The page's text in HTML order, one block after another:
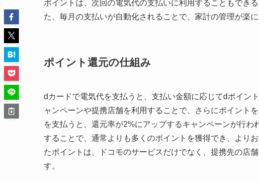
ポイントは、次回の電気代の支払いに利用することもでき
た、毎月の支払いが自動化されることで、家計の管理が楽
ポイント還元の仕組み
dカードで電気代を支払うと、支払い金額に応じてdポイン
ャンペーンや提携店舗を利用することで、さらにポイント
を支払うと、還元率が2%にアップするキャンペーンが行
することで、通常よりも多くのポイントを獲得でき、より
たポイントは、ドコモのサービスだけでなく、提携先の店
す。